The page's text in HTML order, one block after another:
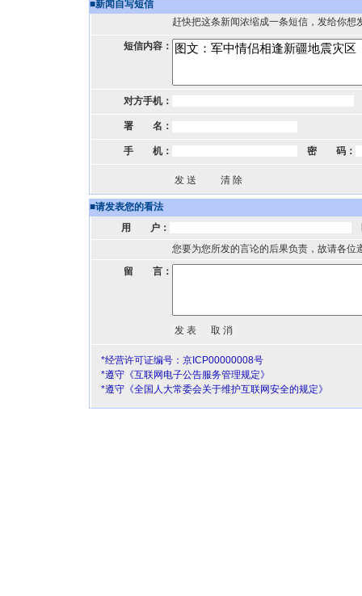
■新闻自写短信
赶快把这条新闻浓缩成一条短信，发给你想
短信内容：
对方手机：
署 名：
手 机： 密 码：
■请发表您的看法
用 户：
您要为您所发的言论的后果负责，故请各位
留 言：
*经营许可证编号：京ICP00000008号
*遵守《互联网电子公告服务管理规定》
*遵守《全国人大常委会关于维护互联网安全的规定》